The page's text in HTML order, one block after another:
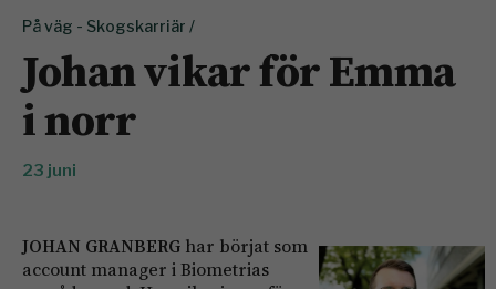
På väg - Skogskarriär /
Johan vikar för Emma
i norr
23 juni
JOHAN GRANBERG har börjat som
account manager i Biometrias